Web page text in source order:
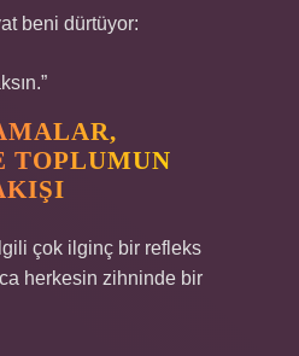
beni dürtüyor:
TOPLUMUN
çok ilginç bir refleks
herkesin zihninde bir